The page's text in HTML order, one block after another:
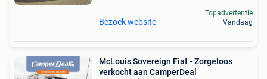
Bezoek website
Topadvertentie
Vandaag
McLouis Sovereign Fiat - Zorgeloos
verkocht aan CamperDeal